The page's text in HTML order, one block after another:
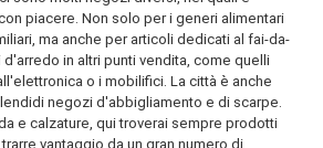
piacere. Non solo per i generi alimentari
ma anche per articoli dedicati al fai-da-
in altri punti vendita, come quelli
o i mobilifici. La città è anche
negozi d'abbigliamento e di scarpe.
e calzature, qui troverai sempre prodotti
vantaggio da un gran numero di